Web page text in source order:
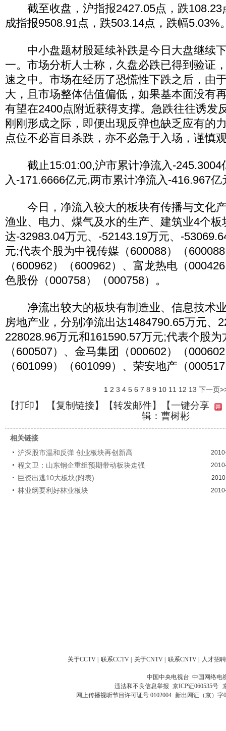
截至收盘，沪指报2427.05点，跌108.23
成指报9508.91点，跌503.14点，跌幅5.03%
中小盘题材股延续补跌是今日大盘继续
一。市场分析人士称，久盘必跌已得到验证
速之中。市场在经历了恐慌性下跌之后，由
大，且市场整体估值偏低，如果基本面没有
有望在2400点附近获得支撑。急跌往往诱发
刚刚形成之际，即便出现反弹也缺乏应有的
点位不必盲目杀跌，亦不必急于入场，谨慎
截止15:01:00,沪市累计净流入-245.3004
入-171.6666亿元,两市累计净流入-416.967
今日，净流入较大的板块有传播与文化
渔业、电力、煤气及水的生产、建筑业4个板
达-32983.04万元、-52143.19万元、-
元;代表个股为中视传媒（600088）（
（600962）（600962）、富龙热电（
色股份（000758）（000758）。
净流出较大的板块有制造业、信息技术
房地产业，分别净流出达1484790.65万元、
228028.96万元和161590.57万元;代表个股
（600507）、金马集团（000602）（
（601099）（601099）、荣安地产（
1 2 3 4 5 6 7 8 9 10 11 12 13 下一页
【打印】 【复制链接】【转发邮件】【一键分享
辑：曹树彬
相关链接
沪深股市温和反弹 创业板块再创新高
程文卫：山东钢企重组预期带动板块走强
巨资出逃10大板块(附表)
林业纲要利好林业板块
关于CCTV | 联系CCTV | 关于CNTV | 联系CNTV | 人才招聘
中国中央电视台 中国网络电
违法和不良信息举报 京ICP证060535号
网上传播视听节目许可证号 0102004 新出网证（京）